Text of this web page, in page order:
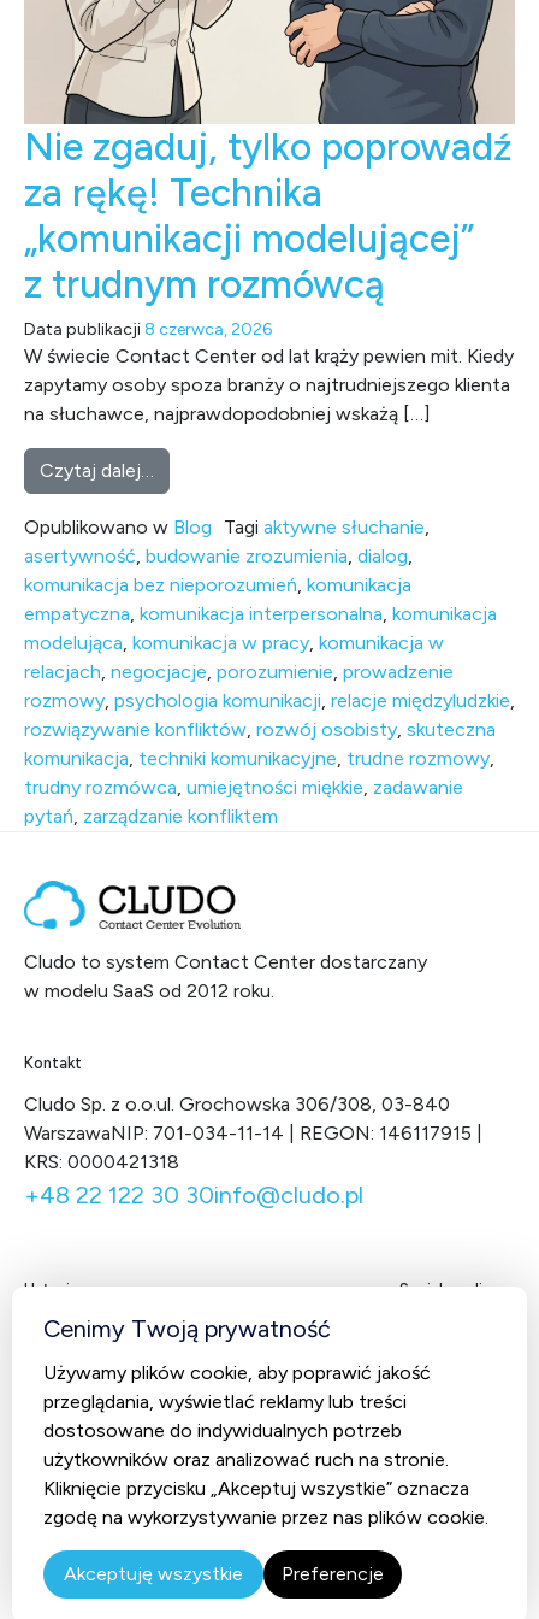
Nie zgaduj, tylko poprowadź
za rękę! Technika
„komunikacji modelującej”
z trudnym rozmówcą
Data publikacji8 czerwca, 2026
W świecie Contact Center od lat krąży pewien mit. Kiedy
zapytamy osoby spoza branży o najtrudniejszego klienta
na słuchawce, najprawdopodobniej wskażą […]
Czytaj dalej…
Opublikowano w Blog Tagi aktywne słuchanie,
asertywność, budowanie zrozumienia, dialog,
komunikacja bez nieporozumień, komunikacja
empatyczna, komunikacja interpersonalna, komunikacja
modelująca, komunikacja w pracy, komunikacja w
relacjach, negocjacje, porozumienie, prowadzenie
rozmowy, psychologia komunikacji, relacje międzyludzkie,
rozwiązywanie konfliktów, rozwój osobisty, skuteczna
komunikacja, techniki komunikacyjne, trudne rozmowy,
trudny rozmówca, umiejętności miękkie, zadawanie
pytań, zarządzanie konfliktem
Cludo to system Contact Center dostarczany
w modelu SaaS od 2012 roku.
Kontakt
Cludo Sp. z o.o.ul. Grochowska 306/308, 03-840
WarszawaNIP: 701-034-11-14 | REGON: 146117915 |
KRS: 0000421318
+48 22 122 30 30info@cludo.pl
Usługi
Contact Center
CludoCRM
Telekomunikacja
AI Studio – Sztuczna inteligencja
Social media
prywatności
Realizacja ProstaLinia
Cenimy Twoją prywatność
Używamy plików cookie, aby poprawić jakość
przeglądania, wyświetlać reklamy lub treści
dostosowane do indywidualnych potrzeb
użytkowników oraz analizować ruch na stronie.
Kliknięcie przycisku „Akceptuj wszystkie” oznacza
zgodę na wykorzystywanie przez nas plików cookie.
Akceptuję wszystkie Preferencje